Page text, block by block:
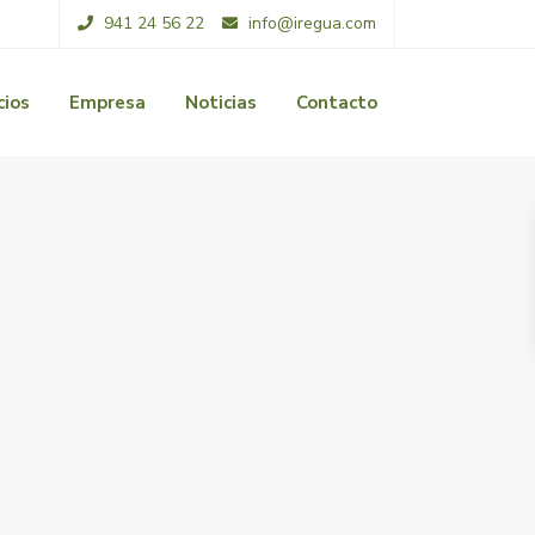
941 24 56 22 info@iregua.com
Empresa Noticias Contacto